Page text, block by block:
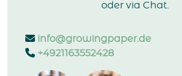
oder via Chat.
info@growingpaper.de
+4921163552428